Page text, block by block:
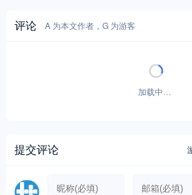
评论 A 为本文作者，G 为游客
暂无评论！